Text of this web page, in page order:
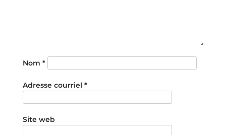
Nom *
Adresse courriel *
Site web